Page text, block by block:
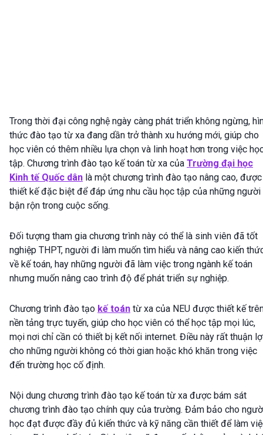
Trong thời đại công nghệ ngày càng phát triển không ngừng,
thức đào tạo từ xa đang dần trở thành xu hướng mới, giúp cho
học viên có thêm nhiều lựa chọn và linh hoạt hơn trong việc
tập. Chương trình đào tạo kế toán từ xa của Trường đại học
Kinh tế Quốc dân là một chương trình đào tạo nâng cao, được
thiết kế đặc biệt để đáp ứng nhu cầu học tập của những người
bận rộn trong cuộc sống.
Đối tượng tham gia chương trình này có thể là sinh viên đã tốt
nghiệp THPT, người đi làm muốn tìm hiểu và nâng cao kiến
về kế toán, hay những người đã làm việc trong ngành kế toán
nhưng muốn nâng cao trình độ để phát triển sự nghiệp.
Chương trình đào tạo kế toán từ xa của NEU được thiết kế
nền tảng trực tuyến, giúp cho học viên có thể học tập mọi lúc,
mọi nơi chỉ cần có thiết bị kết nối internet. Điều này rất thuận
cho những người không có thời gian hoặc khó khăn trong việc
đến trường học cố định.
Nội dung chương trình đào tạo kế toán từ xa được bám sát
chương trình đào tạo chính quy của trường. Đảm bảo cho
học đạt được đầy đủ kiến thức và kỹ năng cần thiết để làm